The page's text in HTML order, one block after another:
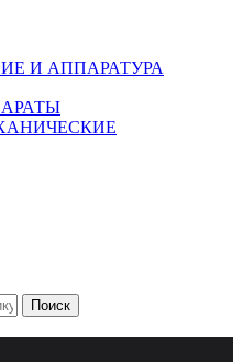
И АППАРАТУРА
Поиск